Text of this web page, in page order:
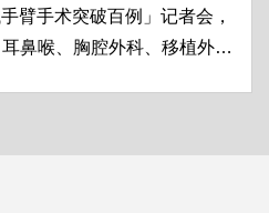
臂手术突破百例」记者会，
鼻喉、胸腔外科、移植外科
创新中心院长欧宴泉主